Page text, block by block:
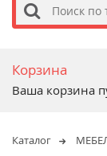
s
Корзина
Ваша корзина
Каталог